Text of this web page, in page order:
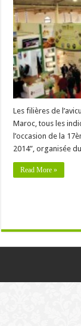
Les filières de
Maroc, tous les
l’occasion de la
2014”, organisée
Read More »